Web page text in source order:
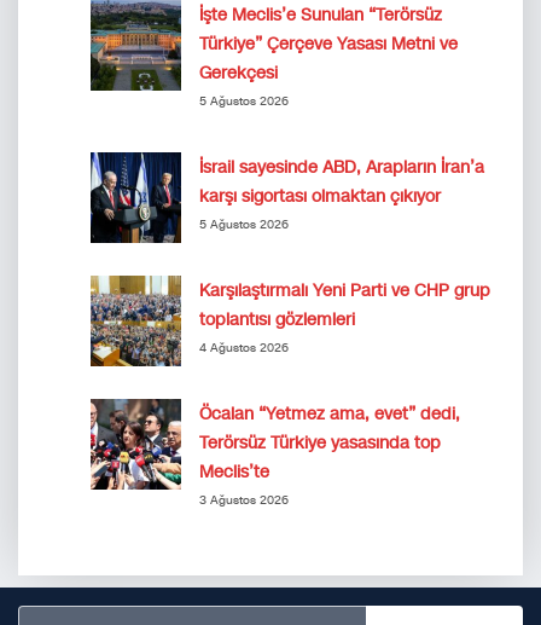
İşte Meclis’e Sunulan “Terörsüz
Türkiye” Çerçeve Yasası Metni ve
Gerekçesi
5 Ağustos 2026
İsrail sayesinde ABD, Arapların İran’a
karşı sigortası olmaktan çıkıyor
5 Ağustos 2026
Karşılaştırmalı Yeni Parti ve CHP grup
toplantısı gözlemleri
4 Ağustos 2026
Öcalan “Yetmez ama, evet” dedi,
Terörsüz Türkiye yasasında top
Meclis’te
3 Ağustos 2026